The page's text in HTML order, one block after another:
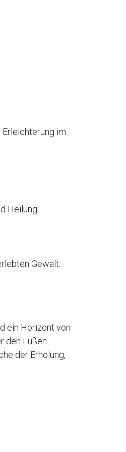
Erleichterung im
Heilung
Gewalt.
ein Horizont von
den Füßen
der Erholung,